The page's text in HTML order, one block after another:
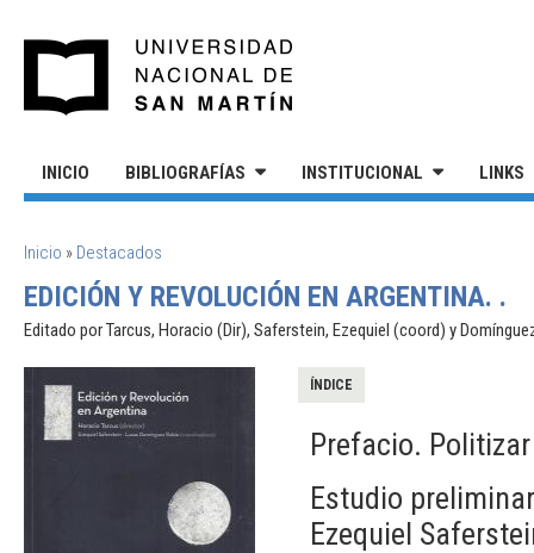
INICIO BIBLIOGRAFÍAS INSTITUCIONAL LINKS
SE ENCUENTRA USTED AQUÍ
Inicio » Destacados
EDICIÓN Y REVOLUCIÓN EN ARGENTINA. .
Editado por Tarcus, Horacio (Dir), Saferstein, Ezequiel (coord) y
ÍNDICE
Prefacio.
Estudio
Ezequiel